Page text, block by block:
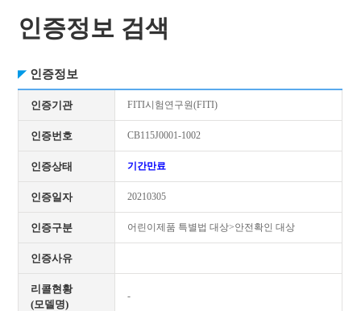
인증정보 검색
인증정보
인증기관 FITI시험연구원(FITI)
인증번호 CB115J0001-1002
인증상태 기간만료
인증일자 20210305
인증구분 어린이제품 특별법 대상>안전확인 대상
인증사유
리콜현황
(모델명)
-